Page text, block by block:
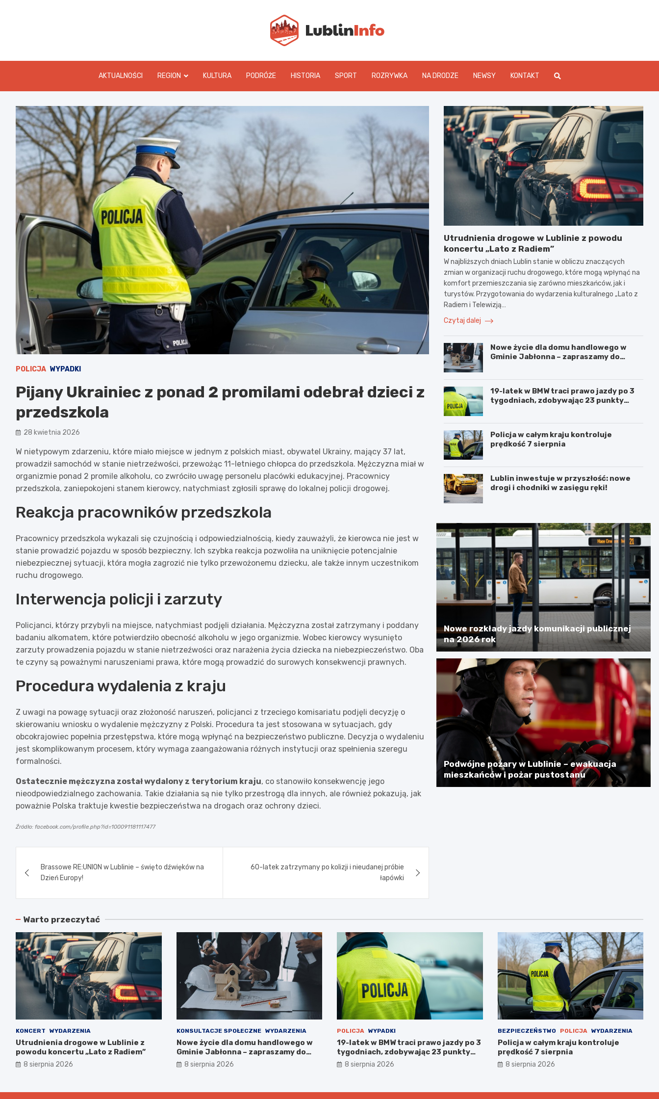
AKTUALNOŚCI REGION KULTURA PODRÓŻE HISTORIA SPORT ROZRYWKA NA DRODZE NEWSY KONTAKT
POLICJA WYPADKI
Pijany Ukrainiec z ponad 2 promilami odebrał dzieci z
przedszkola
28 kwietnia 2026
W nietypowym zdarzeniu, które miało miejsce w jednym z polskich miast, obywatel Ukrainy, mający 37 lat,
prowadził samochód w stanie nietrzeźwości, przewożąc 11-letniego chłopca do przedszkola. Mężczyzna miał w
organizmie ponad 2 promile alkoholu, co zwróciło uwagę personelu placówki edukacyjnej. Pracownicy
przedszkola, zaniepokojeni stanem kierowcy, natychmiast zgłosili sprawę do lokalnej policji drogowej.
Reakcja pracowników przedszkola
Pracownicy przedszkola wykazali się czujnością i odpowiedzialnością, kiedy zauważyli, że kierowca nie jest w
stanie prowadzić pojazdu w sposób bezpieczny. Ich szybka reakcja pozwoliła na uniknięcie potencjalnie
niebezpiecznej sytuacji, która mogła zagrozić nie tylko przewożonemu dziecku, ale także innym uczestnikom
ruchu drogowego.
Interwencja policji i zarzuty
Policjanci, którzy przybyli na miejsce, natychmiast podjęli działania. Mężczyzna został zatrzymany i poddany
badaniu alkomatem, które potwierdziło obecność alkoholu w jego organizmie. Wobec kierowcy wysunięto
zarzuty prowadzenia pojazdu w stanie nietrzeźwości oraz narażenia życia dziecka na niebezpieczeństwo. Oba
te czyny są poważnymi naruszeniami prawa, które mogą prowadzić do surowych konsekwencji prawnych.
Procedura wydalenia z kraju
Z uwagi na powagę sytuacji oraz złożoność naruszeń, policjanci z trzeciego komisariatu podjęli decyzję o
skierowaniu wniosku o wydalenie mężczyzny z Polski. Procedura ta jest stosowana w sytuacjach, gdy
obcokrajowiec popełnia przestępstwa, które mogą wpłynąć na bezpieczeństwo publiczne. Decyzja o wydaleniu
jest skomplikowanym procesem, który wymaga zaangażowania różnych instytucji oraz spełnienia szeregu
formalności.
Ostatecznie mężczyzna został wydalony z terytorium kraju, co stanowiło konsekwencję jego
nieodpowiedzialnego zachowania. Takie działania są nie tylko przestrogą dla innych, ale również pokazują, jak
poważnie Polska traktuje kwestie bezpieczeństwa na drogach oraz ochrony dzieci.
Źródło: facebook.com/profile.php?id=100091181117477
wpisuBrassowe RE:UNION w Lublinie – święto dźwięków na
Dzień Europy!
60-latek zatrzymany po kolizji i nieudanej próbie
łapówki
Utrudnienia drogowe w Lublinie z powodu
koncertu „Lato z Radiem”
W najbliższych dniach Lublin stanie w obliczu znaczących
zmian w organizacji ruchu drogowego, które mogą wpłynąć na
komfort przemieszczania się zarówno mieszkańców, jak i
turystów. Przygotowania do wydarzenia kulturalnego „Lato z
Radiem i Telewizją…
Czytaj dalej
Nowe życie dla domu handlowego w
Gminie Jabłonna – zapraszamy do
19-latek w BMW traci prawo jazdy po 3
tygodniach, zdobywając 23 punkty
Policja w całym kraju kontroluje
prędkość 7 sierpnia
Lublin inwestuje w przyszłość: nowe
drogi i chodniki w zasięgu ręki!
Nowe rozkłady jazdy komunikacji publicznej
na 2026 rok
Podwójne pożary w Lublinie – ewakuacja
mieszkańców i pożar pustostanu
Warto przeczytać
KONCERT WYDARZENIA
Utrudnienia drogowe w Lublinie z
powodu koncertu „Lato z Radiem”
8 sierpnia 2026
KONSULTACJE SPOŁECZNE WYDARZENIA
Nowe życie dla domu handlowego w
Gminie Jabłonna – zapraszamy do
współpracy!
8 sierpnia 2026
POLICJA WYPADKI
19-latek w BMW traci prawo jazdy po 3
tygodniach, zdobywając 23 punkty
karne w obszarze zabudowanym
8 sierpnia 2026
BEZPIECZEŃSTWO POLICJA WYDARZENIA
Policja w całym kraju kontroluje
prędkość 7 sierpnia
8 sierpnia 2026